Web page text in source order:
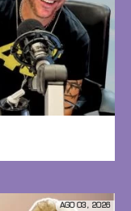
AGO 03, 2026